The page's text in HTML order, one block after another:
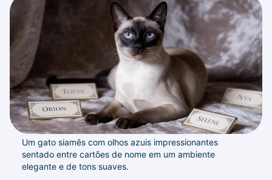
Um gato siamês com olhos azuis impressionantes
sentado entre cartões de nome em um ambiente
elegante e de tons suaves.